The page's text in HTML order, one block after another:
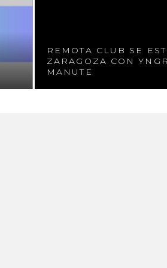
REMOTA CLUB SE
ZARAGOZA CON
MANUTE